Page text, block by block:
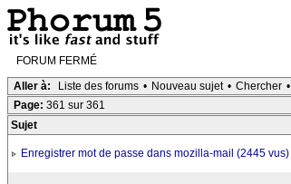
FORUM FERMÉ
Aller à:
Liste des forums • Nouveau sujet • Chercher •
Page: 361 sur 361
Sujet
Enregistrer mot de passe dans mozilla-mail (2445 vus)